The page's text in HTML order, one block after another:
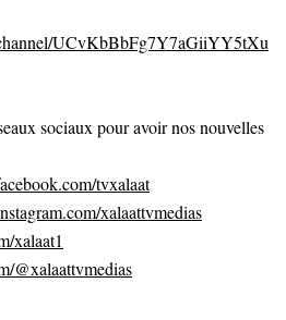
UCvKbBbFg7Y7aGiiYY5tXu
sociaux pour avoir nos nouvelles
tvxalaat
xalaattvmedias
xalaat1
@xalaattvmedias